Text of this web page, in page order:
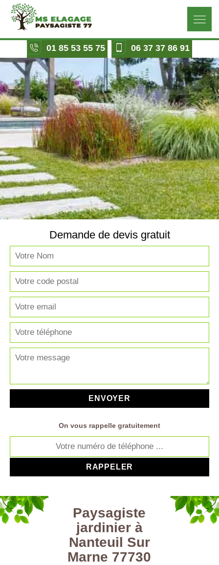
01 85 53 55 75 06 37 37 86 91
Demande de devis gratuit
On vous rappelle gratuitement
Paysagiste
jardinier à
Nanteuil Sur
Marne 77730